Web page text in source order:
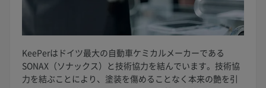
KeePerはドイツ最大の自動車ケミカルメーカーである
SONAX（ソナックス）と技術協力を結んでいます。技術協
力を結ぶことにより、塗装を傷めることなく本来の艶を引